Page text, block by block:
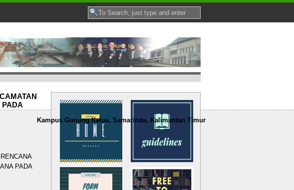
PADA
Kampus Gunung Kelua, Samarinda, Kalimantan Timur